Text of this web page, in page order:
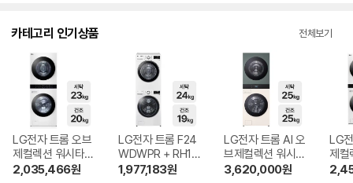
카테고리 인기상품 전체보기
LG전자 트롬 오브
제컬렉션 워시타워
W2320WANQR
2,035,466원
LG전자 트롬 F24
WDWPR + RH19
WTWN
1,977,183원
LG전자 트롬 AI 오
브제컬렉션 워시타
워 WA2525EGHF
3,620,000원
LG
제컬